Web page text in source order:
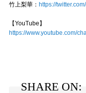
竹上梨華： https://
【YouTube】
https://www.youtube.com/
SHARE ON: